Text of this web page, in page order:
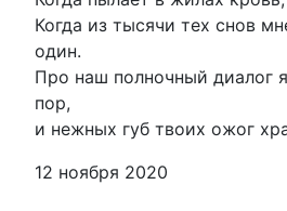
Когда из тысячи тех снов
один.
Про наш полночный диалог
пор,
и нежных губ твоих ожог
12 ноября 2020